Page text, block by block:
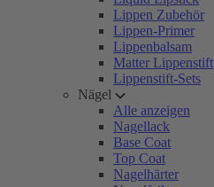
Lippen Zubehör
Lippen-Primer
Lippenbalsam
Matter Lippenstift
Lippenstift-Sets
Nägel
Alle anzeigen
Nagellack
Base Coat
Top Coat
Nagelhärter